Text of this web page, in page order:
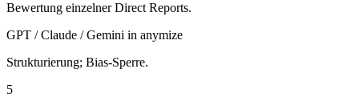
Bewertung einzelner Direct Reports.
GPT / Claude / Gemini in anymize
Strukturierung; Bias-Sperre.
5